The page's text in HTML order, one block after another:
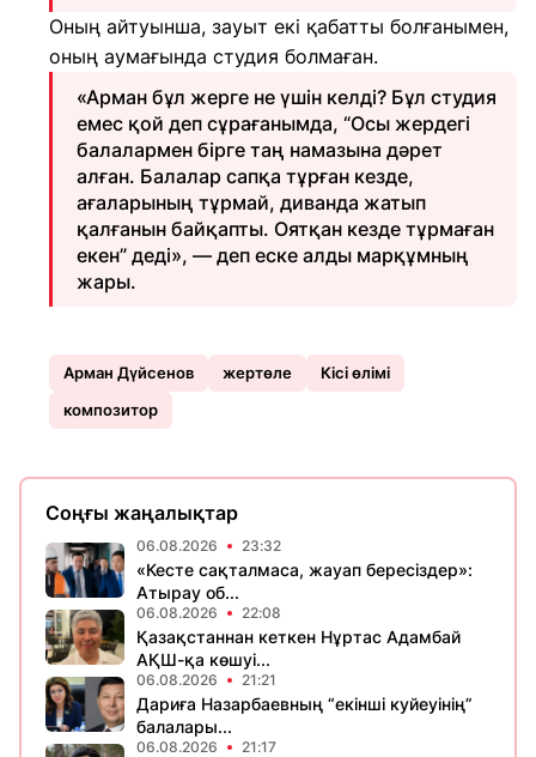
Оның айтуынша, зауыт екі қабатты болғанымен,
оның аумағында студия болмаған.
«Арман бұл жерге не үшін келді? Бұл студия
емес қой деп сұрағанымда, “Осы жердегі
балалармен бірге таң намазына дәрет
алған. Балалар сапқа тұрған кезде,
ағаларының тұрмай, диванда жатып
қалғанын байқапты. Оятқан кезде тұрмаған
екен” деді», — деп еске алды марқұмның
жары.
Арман Дүйсенов жертөле
Кісі өлімі
композитор
Соңғы жаңалықтар
06.08.2026 23:32
«Кесте сақталмаса, жауап бересіздер»:
Атырау об...
06.08.2026 22:08
Қазақстаннан кеткен Нұртас Адамбай
АҚШ-қа көшуі...
06.08.2026 21:21
Дариға Назарбаевның “екінші куйеуінің”
балалары...
06.08.2026 21:17